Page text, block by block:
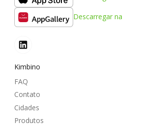
Descarregar na
Kimbino
FAQ
Contato
Cidades
Produtos